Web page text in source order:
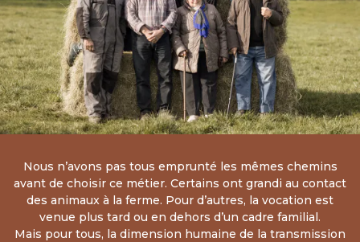
Nous n’avons pas tous emprunté les mêmes chemins
avant de choisir ce métier. Certains ont grandi au contact
des animaux à la ferme. Pour d’autres, la vocation est
venue plus tard ou en dehors d’un cadre familial.
Mais pour tous, la dimension humaine de la transmission